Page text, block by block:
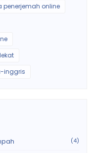
penerjemah online
inggris
(4)